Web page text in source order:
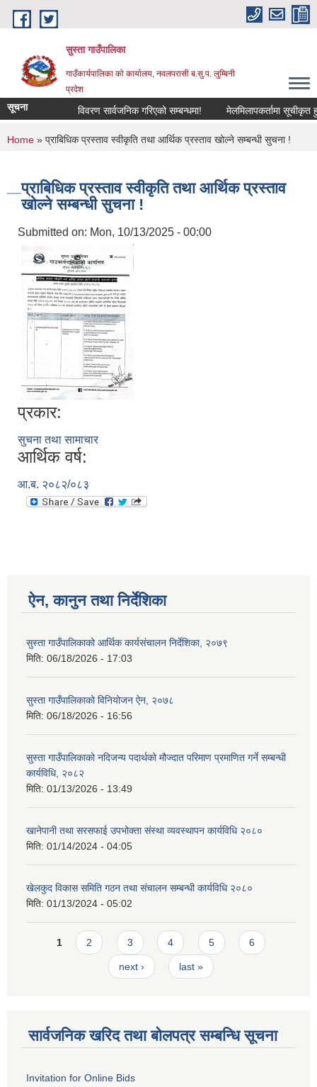
Skip to main content
सुस्ता गाउँपालिका
गाउँकार्यपालिका काे कार्यालय, नवलपरासी ब.सु.प. लुम्बिनी
प्रदेश
सूचना विवरण सार्वजनिक गरिएको सम्बन्धमा! मेलमिलापकर्तामा सूचीकृत हुने
You are here
Home » प्राबिधिक प्रस्ताव स्वीकृति तथा आर्थिक प्रस्ताव खोल्ने सम्बन्धी सुचना !
प्राबिधिक प्रस्ताव स्वीकृति तथा आर्थिक प्रस्ताव
खोल्ने सम्बन्धी सुचना !
Submitted on: Mon, 10/13/2025 - 00:00
प्रकार:
सुचना तथा सामाचार
आर्थिक वर्ष:
आ.ब. २०८२/०८३
ऐन, कानुन तथा निर्देशिका
सुस्ता गाउँपालिकाको आर्थिक कार्यसंचालन निर्देशिका, २०७९
मिति: 06/18/2026 - 17:03
सुस्ता गाउँपालिकाको विनियोजन ऐन, २०७८
मिति: 06/18/2026 - 16:56
सुस्ता गाउँपालिकाको नदिजन्य पदार्थको मौज्दात परिमाण प्रमाणित गर्ने सम्बन्धी
कार्यविधि, २०८२
मिति: 01/13/2026 - 13:49
खानेपानी तथा सरसफाई उपभोक्ता संस्था व्यवस्थापन कार्यविधि २०८०
मिति: 01/14/2024 - 04:05
खेलकुद विकास समिति गठन तथा संचालन सम्बन्धी कार्यविधि २०८०
मिति: 01/13/2024 - 05:02
Pages
1 2 3 4 5 6
next › last »
सार्वजनिक खरिद तथा बोलपत्र सम्बन्धि सूचना
Invitation for Online Bids